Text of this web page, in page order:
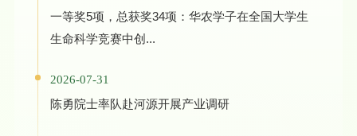
一等奖5项，总获奖34项：华农学子在全国大学生
生命科学竞赛中创...
2026-07-31
陈勇院士率队赴河源开展产业调研